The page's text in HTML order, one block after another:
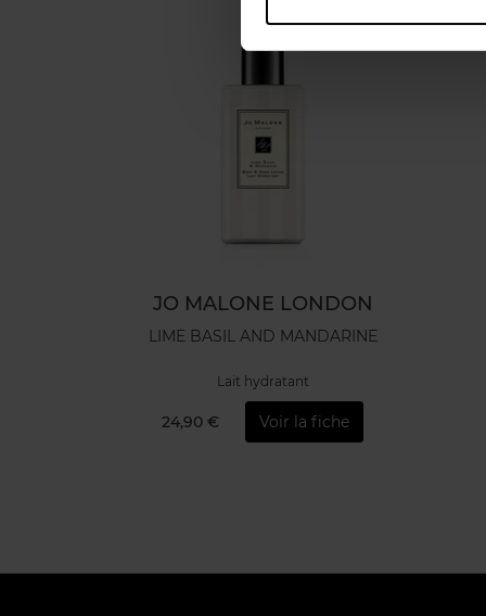
JO MALONE LONDON
LIME BASIL AND MANDARINE
Lait hydratant
24,90 € Voir la fiche